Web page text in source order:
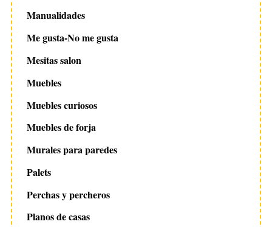
Manualidades
Me gusta-No me gusta
Mesitas salon
Muebles
Muebles curiosos
Muebles de forja
Murales para paredes
Palets
Perchas y percheros
Planos de casas